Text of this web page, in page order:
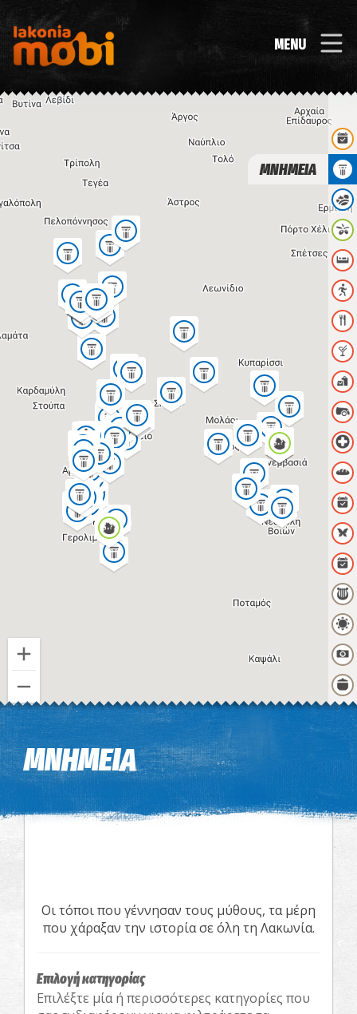
MENU
Η εικόνα ενδέχεται να υπόκειται σε πνευματικά δικαιώματα Όροι
ΜΝΗΜΕΙΑ
ΜΝΗΜΕΙΑ
Οι τόποι που γέννησαν τους μύθους, τα μέρη
που χάραξαν την ιστορία σε όλη τη Λακωνία.
Επιλογή κατηγορίας
Επιλέξτε μία ή περισσότερες κατηγορίες που